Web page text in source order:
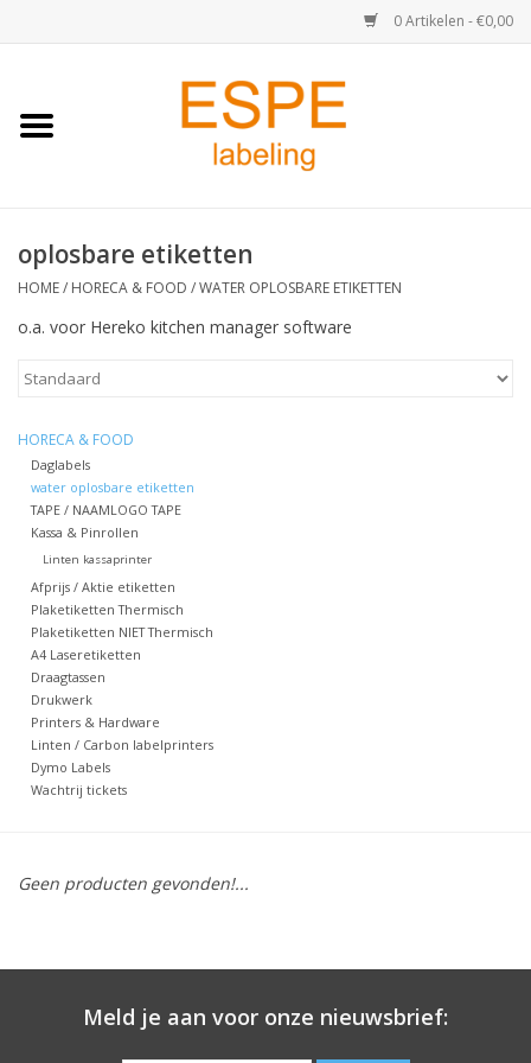
0 Artikelen - €0,00
Home
Retail
Horeca & Food
Industrie
Kassa & Pinrollen
Verzend-etiketten
Merken
oplosbare etiketten
HOME/ HORECA & FOOD /WATER OPLOSBARE ETIKETTEN
o.a. voor Hereko kitchen manager software
HORECA & FOOD
Daglabels
water oplosbare etiketten
TAPE / NAAMLOGO TAPE
Kassa & Pinrollen
Linten kassaprinter
Afprijs / Aktie etiketten
Plaketiketten Thermisch
Plaketiketten NIET Thermisch
A4 Laseretiketten
Draagtassen
Drukwerk
Printers & Hardware
Linten / Carbon labelprinters
Dymo Labels
Wachtrij tickets
Geen producten gevonden!...
Meld je aan voor onze nieuwsbrief: